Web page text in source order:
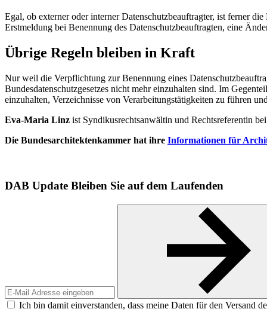
Egal, ob externer oder interner Datenschutzbeauftragter, ist ferner
Erstmeldung bei Benennung des Datenschutzbeauftragten, eine
Übrige Regeln bleiben in Kraft
Nur weil die Verpflichtung zur Benennung eines
Bundesdatenschutzgesetzes nicht mehr einzuhalten sind. Im
einzuhalten, Verzeichnisse von Verarbeitungstätigkeiten zu führen
Eva-Maria Linz ist Syndikusrechtsanwältin und Rechtsreferentin
Die Bundesarchitektenkammer hat ihre Informationen für
DAB Update Bleiben Sie auf dem Laufenden
Ich bin damit einverstanden, dass meine Daten für den Versand